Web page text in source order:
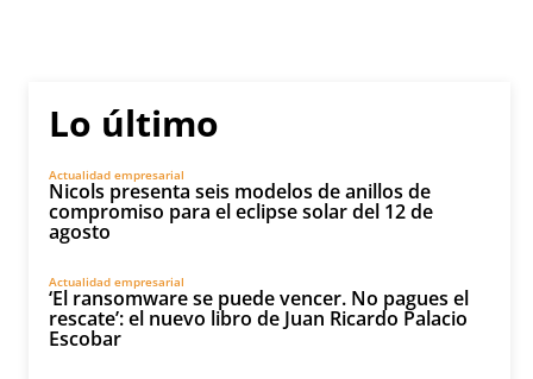
Lo último
Actualidad empresarial
Nicols presenta seis modelos de anillos de
compromiso para el eclipse solar del 12 de
agosto
Actualidad empresarial
‘El ransomware se puede vencer. No pagues el
rescate’: el nuevo libro de Juan Ricardo Palacio
Escobar